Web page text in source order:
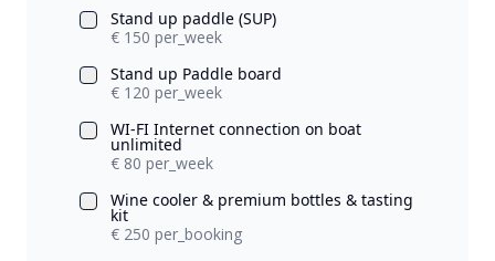
Stand up paddle (SUP)
€ 150 per_week
Stand up Paddle board
€ 120 per_week
WI-FI Internet connection on boat
unlimited
€ 80 per_week
Wine cooler & premium bottles & tasting
kit
€ 250 per_booking